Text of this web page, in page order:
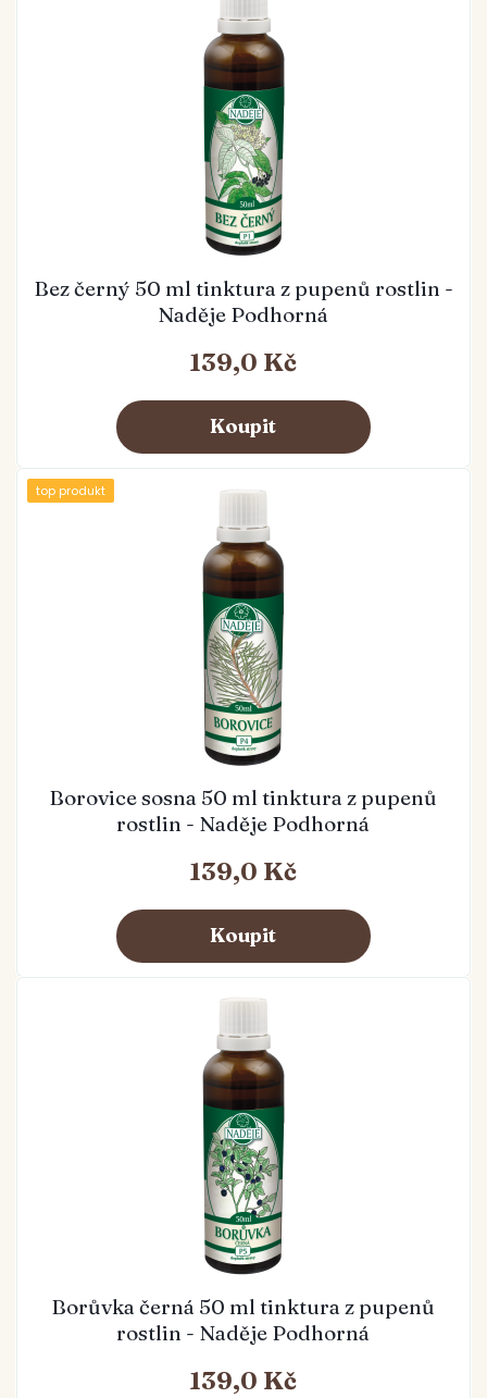
Bez černý 50 ml tinktura z pupenů rostlin -
Naděje Podhorná
139,0 Kč
Borovice sosna 50 ml tinktura z pupenů
rostlin - Naděje Podhorná
139,0 Kč
top produkt
Borůvka černá 50 ml tinktura z pupenů
rostlin - Naděje Podhorná
139,0 Kč